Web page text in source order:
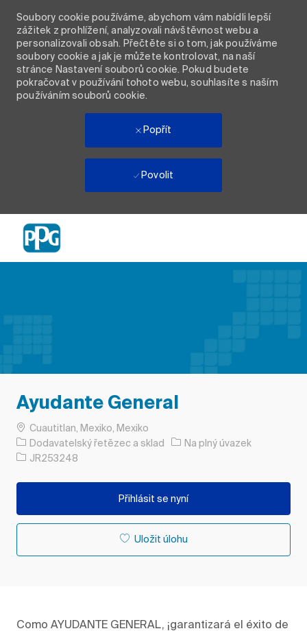
Soubory cookie používáme, abychom vám nabídli lepší
zážitek z prohlížení, analyzovali návštěvnost webu a
personalizovali obsah. Přečtěte si o tom, jak používáme
soubory cookie a jak je můžete kontrolovat, na naší
stránce Nastavení souborů cookie. Pokud budete
pokračovat v používání tohoto webu, souhlasíte s naším
používáním souborů cookie.
Popřít
Povolit
Ayudante General
Umístění
Cuautitlan, Mexiko, Mexiko
Kategorie
Dodavatelský řetězec a sklad Typ úlohy
Na plný úvazek
ID úlohy
JR253248
Přihlásit se nyní
Uložit úlohu
Como AYUDANTE GENERAL, ¡garantizará el éxito de